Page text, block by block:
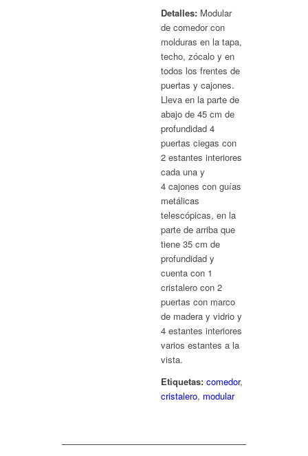
Detalles: Modular
de comedor con
molduras en la tapa,
techo, zócalo y en
todos los frentes de
puertas y cajones.
Lleva en la parte de
abajo de 45 cm de
profundidad 4
puertas ciegas con
2 estantes interiores
cada una y
4 cajones con guías
metálicas
telescópicas, en la
parte de arriba que
tiene 35 cm de
profundidad y
cuenta con 1
cristalero con 2
puertas con marco
de madera y vidrio y
4 estantes interiores
varios estantes a la
vista.
Etiquetas: comedor,
cristalero, modular